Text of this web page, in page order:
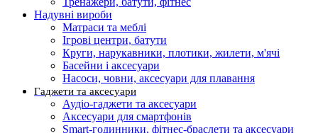
Надувні вироби
Матраси та меблі
Ігрові центри, батути
Круги, нарукавники, плотики, жилети, м'ячі
Басейни і аксесуари
Насоси, човни, аксесуари для плавання
Гаджети та аксесуари
Аудіо-гаджети та аксесуари
Аксесуари для смартфонів
Smart-годинники, фітнес-браслети та аксесуари